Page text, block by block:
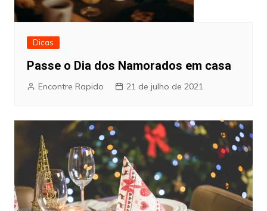
Dicas
Passe o Dia dos Namorados em casa
Encontre Rapido 21 de julho de 2021